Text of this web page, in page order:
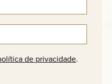
de privacidade.